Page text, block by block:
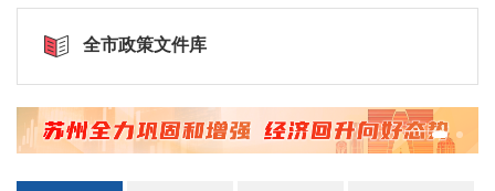
全市政策文件库